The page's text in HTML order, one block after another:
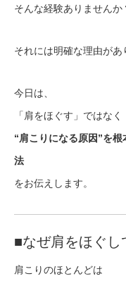
そんな経験ありませんか
それには明確な理由があ
今日は、
「肩をほぐす」ではなく
“肩こりになる原因”を
法
をお伝えします。
■なぜ肩をほぐし
肩こりのほとんどは